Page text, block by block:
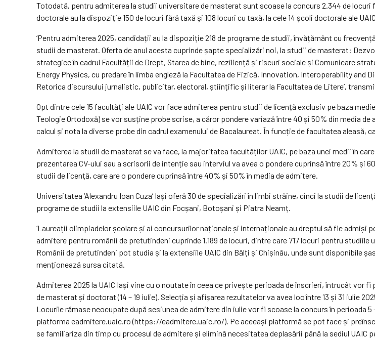
Totodată, pentru admiterea la studii universitare de masterat sunt scoase la concurs 2.344 de
doctorale au la dispoziție 150 de locuri fără taxă și 108 locuri cu taxă, la cele 14 școli doctorale ale
‘Pentru admiterea 2025, candidații au la dispoziție 218 de programe de studii, învățământ cu
studii de masterat. Oferta de anul acesta cuprinde șapte specializări noi, la studii de masterat:
strategice în cadrul Facultății de Drept, Starea de bine, reziliență și riscuri sociale și Comunicare
Energy Physics, cu predare în limba engleză la Facultatea de Fizică, Innovation, Interoperability and
Retorica discursului jurnalistic, publicitar, electoral, științific și literar la Facultatea de Litere’,
Opt dintre cele 15 facultăți ale UAIC vor face admiterea pentru studii de licență exclusiv pe baza
Teologie Ortodoxă) se vor susține probe scrise, a căror pondere variază între 40 și 50% din media
calcul și nota la diverse probe din cadrul examenului de Bacalaureat. În funcție de facultatea
Admiterea la studii de masterat se va face, la majoritatea facultăților UAIC, pe baza unei medii în
prezentarea CV-ului sau a scrisorii de intenție sau interviul va avea o pondere cuprinsă între 20% și
studii de licență, care are o pondere cuprinsă între 40% și 50% în media de admitere.
Universitatea ‘Alexandru Ioan Cuza’ Iași oferă 30 de specializări în limbi străine, cinci la studii de
programe de studii la extensiile UAIC din Focșani, Botoșani și Piatra Neamț.
‘Laureații olimpiadelor școlare și ai concursurilor naționale și internaționale au dreptul să fie admiși
admitere pentru românii de pretutindeni cuprinde 1.189 de locuri, dintre care 717 locuri pentru
Românii de pretutindeni pot studia și la extensiile UAIC din Bălți și Chișinău, unde sunt disponibile
menționează sursa citată.
Admiterea 2025 la UAIC Iași vine cu o noutate în ceea ce privește perioada de înscrieri, întrucât vor
de masterat și doctorat (14 – 19 iulie). Selecția și afișarea rezultatelor va avea loc între 13 și 31 iulie
Locurile rămase neocupate după sesiunea de admitere din iulie vor fi scoase la concurs în
platforma eadmitere.uaic.ro (https://eadmitere.uaic.ro/). Pe aceeași platformă se pot face și
se familiariza din timp cu procesul de admitere și elimină necesitatea deplasării până la sediul UAIC